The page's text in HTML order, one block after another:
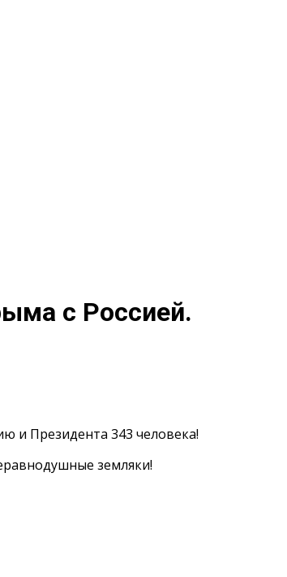
с Россией.
и Президента 343 человека!
земляки!